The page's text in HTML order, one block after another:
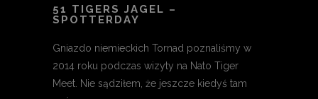
51 TIGERS JAGEL –
SPOTTERDAY
Gniazdo niemieckich Tornad poznaliśmy w
2014 roku podczas wizyty na Nato Tiger
Meet. Nie sądziłem, że jeszcze kiedyś tam